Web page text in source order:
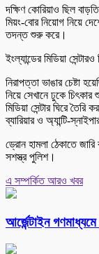
দক্ষিণ কোরিয়াও ছিল
মিয়ং-বোর নিয়োগ নিয়ে
তদন্ত শুরু করে।
ইংল্যান্ডের মিডিয়া
নিরাপত্তা ভাঙার চেষ্টা
নিয়ে সেখানে ঢুকে
মিডিয়া সেন্টার ঘিরে
ব্যারিয়ার ও অ্যান্টি-
ড্রোন হামলা ঠেকাতে
সশস্ত্র পুলিশ।
এ সম্পর্কিত আরও খবর
আর্জেন্টাইন